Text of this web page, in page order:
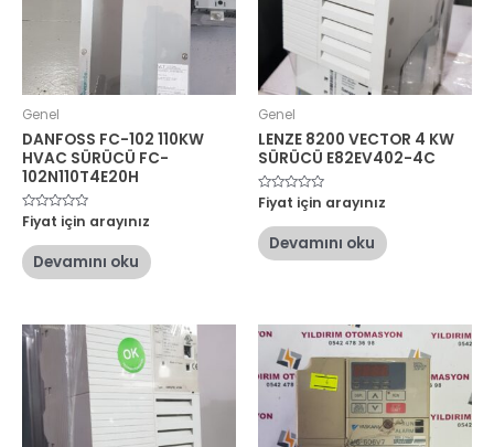
Genel
DANFOSS FC-102 110KW
HVAC SÜRÜCÜ FC-
102N110T4E20H
5
üzerinden
oy
aldı
Fiyat için arayınız
Devamını oku
Genel
LENZE 8200 VECTOR 4 KW
SÜRÜCÜ E82EV402-4C
5
üzerinden
oy
aldı
Fiyat için arayınız
Devamını oku